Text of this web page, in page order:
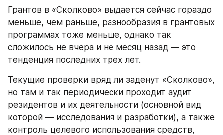
Грантов в «Сколково» выдается сейчас гораздо
меньше, чем раньше, разнообразия в грантовых
программах тоже меньше, однако так
сложилось не вчера и не месяц назад — это
тенденция последних трех лет.
Текущие проверки вряд ли заденут «Сколково»,
но там и так периодически проходит аудит
резидентов и их деятельности (основной вид
которой — исследования и разработки), а также
контроль целевого использования средств,